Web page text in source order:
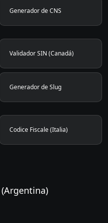
Generador de CNS
Validador SIN (Canadá)
Generador de Slug
Codice Fiscale (Italia)